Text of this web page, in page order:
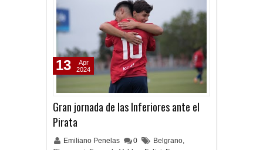
Gran jornada de las Inferiores ante el
Pirata
Emiliano Penelas 0 Belgrano,
13
Apr
2024